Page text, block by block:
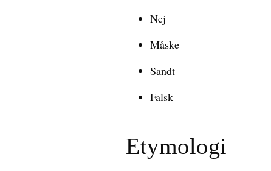
Nej
Måske
Sandt
Falsk
Etymologi